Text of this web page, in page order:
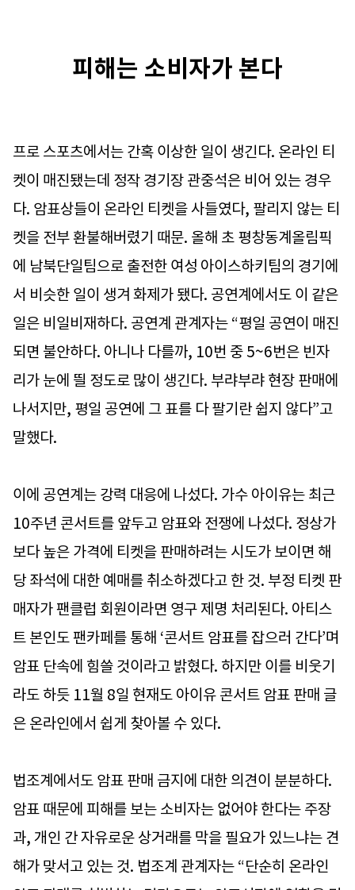
피해는 소비자가 본다
프로 스포츠에서는 간혹 이상한 일이 생긴다. 온라인 티
켓이 매진됐는데 정작 경기장 관중석은 비어 있는 경우
다. 암표상들이 온라인 티켓을 사들였다, 팔리지 않는 티
켓을 전부 환불해버렸기 때문. 올해 초 평창동계올림픽
에 남북단일팀으로 출전한 여성 아이스하키팀의 경기에
서 비슷한 일이 생겨 화제가 됐다. 공연계에서도 이 같은
일은 비일비재하다. 공연계 관계자는 “평일 공연이 매진
되면 불안하다. 아니나 다를까, 10번 중 5~6번은 빈자
리가 눈에 띌 정도로 많이 생긴다. 부랴부랴 현장 판매에
나서지만, 평일 공연에 그 표를 다 팔기란 쉽지 않다”고
말했다.
이에 공연계는 강력 대응에 나섰다. 가수 아이유는 최근
10주년 콘서트를 앞두고 암표와 전쟁에 나섰다. 정상가
보다 높은 가격에 티켓을 판매하려는 시도가 보이면 해
당 좌석에 대한 예매를 취소하겠다고 한 것. 부정 티켓 판
매자가 팬클럽 회원이라면 영구 제명 처리된다. 아티스
트 본인도 팬카페를 통해 ‘콘서트 암표를 잡으러 간다’며
암표 단속에 힘쓸 것이라고 밝혔다. 하지만 이를 비웃기
라도 하듯 11월 8일 현재도 아이유 콘서트 암표 판매 글
은 온라인에서 쉽게 찾아볼 수 있다.
법조계에서도 암표 판매 금지에 대한 의견이 분분하다.
암표 때문에 피해를 보는 소비자는 없어야 한다는 주장
과, 개인 간 자유로운 상거래를 막을 필요가 있느냐는 견
해가 맞서고 있는 것. 법조계 관계자는 “단순히 온라인